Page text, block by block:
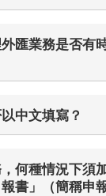
匯業務是否有
中文填寫？
何種情況下須
書」（簡稱申